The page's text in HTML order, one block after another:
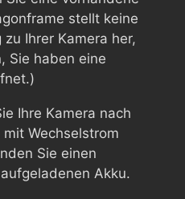
stellt keine
Ihrer Kamera her,
Sie haben eine
Ihre Kamera nach
Wechselstrom
Sie einen
Akku.